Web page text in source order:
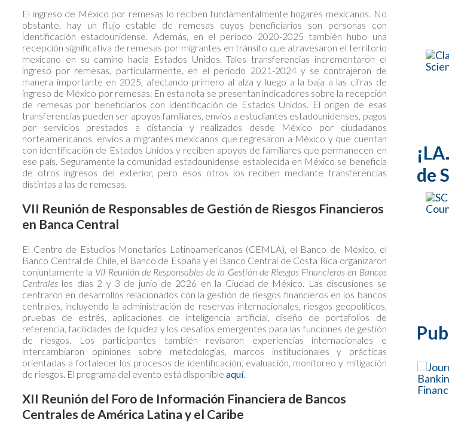
El ingreso de México por remesas lo reciben fundamentalmente hogares mexicanos. No
obstante, hay un flujo estable de remesas cuyos beneficiarios son personas con
identificación estadounidense. Además, en el periodo 2020-2025 también hubo una
recepción significativa de remesas por migrantes en tránsito que atravesaron el territorio
mexicano en su camino hacia Estados Unidos. Tales transferencias incrementaron el
ingreso por remesas, particularmente, en el periodo 2021-2024 y se contrajeron de
manera importante en 2025, afectando primero al alza y luego a la baja a las cifras de
ingreso de México por remesas. En esta nota se presentan indicadores sobre la recepción
de remesas por beneficiarios con identificación de Estados Unidos. El origen de esas
transferencias pueden ser apoyos familiares, envíos a estudiantes estadounidenses, pagos
por servicios prestados a distancia y realizados desde México por ciudadanos
norteamericanos, envíos a migrantes mexicanos que regresaron a México y que cuentan
con identificación de Estados Unidos y reciben apoyos de familiares que permanecen en
ese país. Seguramente la comunidad estadounidense establecida en México se beneficia
de otros ingresos del exterior, pero esos otros los reciben mediante transferencias
distintas a las de remesas.
VII Reunión de Responsables de Gestión de Riesgos Financieros
en Banca Central
El Centro de Estudios Monetarios Latinoamericanos (CEMLA), el Banco de México, el
Banco Central de Chile, el Banco de España y el Banco Central de Costa Rica organizaron
conjuntamente la VII Reunión de Responsables de la Gestión de Riesgos Financieros en Bancos
Centrales los días 2 y 3 de junio de 2026 en la Ciudad de México. Las discusiones se
centraron en desarrollos relacionados con la gestión de riesgos financieros en los bancos
centrales, incluyendo la administración de reservas internacionales, riesgos geopolíticos,
pruebas de estrés, aplicaciones de inteligencia artificial, diseño de portafolios de
referencia, facilidades de liquidez y los desafíos emergentes para las funciones de gestión
de riesgos. Los participantes también revisaron experiencias internacionales e
intercambiaron opiniones sobre metodologías, marcos institucionales y prácticas
orientadas a fortalecer los procesos de identificación, evaluación, monitoreo y mitigación
de riesgos. El programa del evento está disponible aquí.
XII Reunión del Foro de Información Financiera de Bancos
Centrales de América Latina y el Caribe
de
bank
Enríquez,
Journal of Banking & Finance – Marzo 2026
Stranded in the wastelands? Natural capital depletion and bank
Manuel Ramos-Francia,Peter Karlström , Ricardo Montañez-Enríquez,
Matias Ossandon Busch